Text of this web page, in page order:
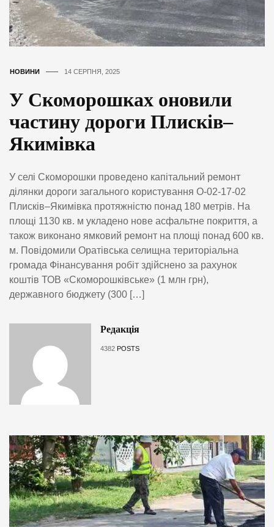
НОВИНИ 14 СЕРПНЯ, 2025
У Скоморошках оновили
частину дороги Плисків–
Якимівка
У селі Скоморошки проведено капітальний ремонт
ділянки дороги загального користування О-02-17-02
Плисків–Якимівка протяжністю понад 180 метрів. На
площі 1130 кв. м укладено нове асфальтне покриття, а
також виконано ямковий ремонт на площі понад 600 кв.
м. Повідомили Оратівська селищна територіальна
громада Фінансування робіт здійснено за рахунок
коштів ТОВ «Скоморошківське» (1 млн грн),
державного бюджету (300 […]
Редакція
4382 POSTS